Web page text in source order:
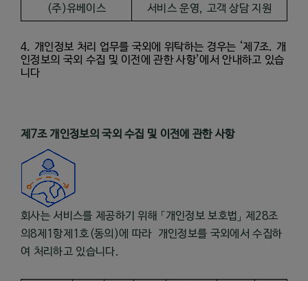
(주)유베이스 서비스 운영, 고객 상담 지원
4. 개인정보 처리 업무를 국외에 위탁하는 경우는 ‘제 7조. 개
인정보의 국외 수집 및 이전에 관한 사항’에서 안내하고 있습
니다
제 7조 개인정보의 국외 수집 및 이전에 관한 사항
회사는 서비스를 제공하기 위해 「개인정보 보호법」 제 28조
의8제 1항제 1호(동의 )에 따라
개인정보를 국외에서 수집하
여 처리하고 있습니다.